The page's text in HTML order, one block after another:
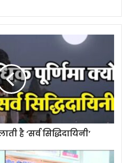
है ‘सर्व सिद्धिदायिनी’